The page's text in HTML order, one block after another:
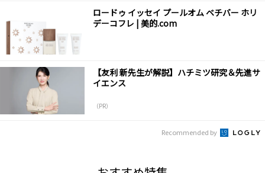
ロードゥ イッセイ プールオム ベチバー ホリ
デーコフレ | 美的.com
【友利 新先生が解説】ハチミツ研究＆先進サ
イエンス
（PR）
Recommended by